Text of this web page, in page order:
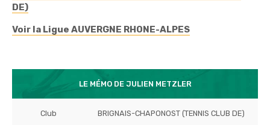
DE)
Voir la Ligue AUVERGNE RHONE-ALPES
LE MÉMO DE JULIEN METZLER
Club BRIGNAIS-CHAPONOST (TENNIS CLUB DE)